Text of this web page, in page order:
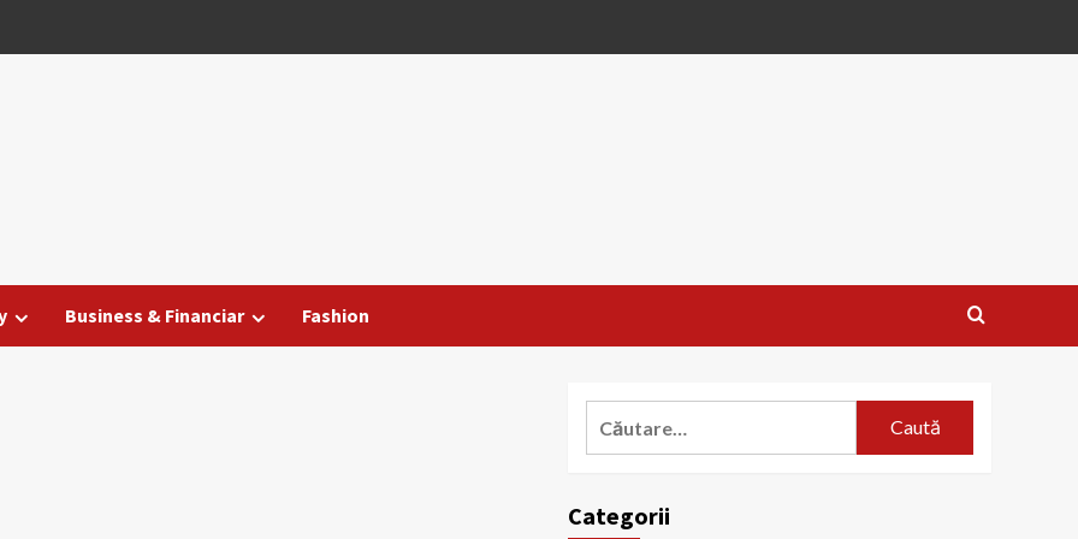
Business & Financiar Fashion
Categorii